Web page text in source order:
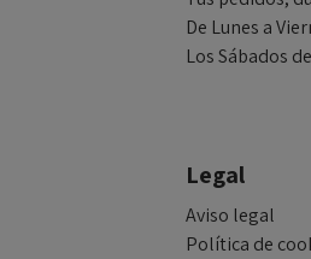
De Lunes a
Los Sábados
Legal
Aviso legal
Política de